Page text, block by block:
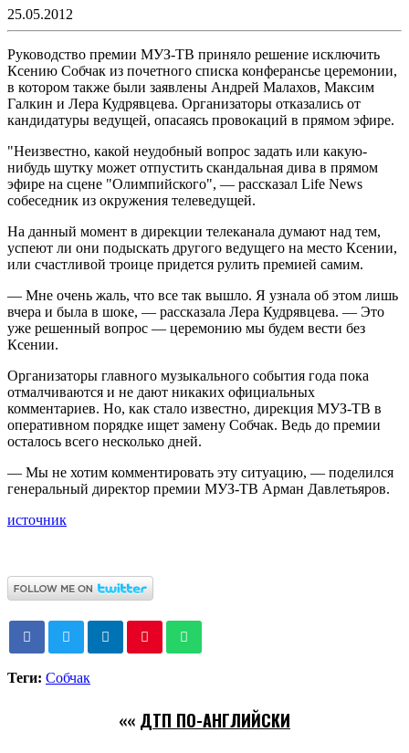
25.05.2012
Руководство премии МУЗ-ТВ приняло решение исключить
Ксению Собчак из почетного списка конферансье церемонии,
в котором также были заявлены Андрей Малахов, Максим
Галкин и Лера Кудрявцева. Организаторы отказались от
кандидатуры ведущей, опасаясь провокаций в прямом эфире.
"Неизвестно, какой неудобный вопрос задать или какую-
нибудь шутку может отпустить скандальная дива в прямом
эфире на сцене "Олимпийского", — рассказал Life News
собеседник из окружения телеведущей.
На данный момент в дирекции телеканала думают над тем,
успеют ли они подыскать другого ведущего на место Ксении,
или счастливой троице придется рулить премией самим.
— Мне очень жаль, что все так вышло. Я узнала об этом лишь
вчера и была в шоке, — рассказала Лера Кудрявцева. — Это
уже решенный вопрос — церемонию мы будем вести без
Ксении.
Организаторы главного музыкального события года пока
отмалчиваются и не дают никаких официальных
комментариев. Но, как стало известно, дирекция МУЗ-ТВ в
оперативном порядке ищет замену Собчак. Ведь до премии
осталось всего несколько дней.
— Мы не хотим комментировать эту ситуацию, — поделился
генеральный директор премии МУЗ-ТВ Арман Давлетьяров.
источник
Теги: Собчак
«« ДТП ПО-АНГЛИЙСКИ